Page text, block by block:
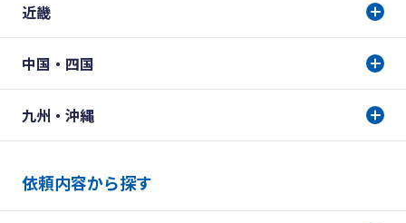
近畿
中国・四国
九州・沖縄
依頼内容から探す